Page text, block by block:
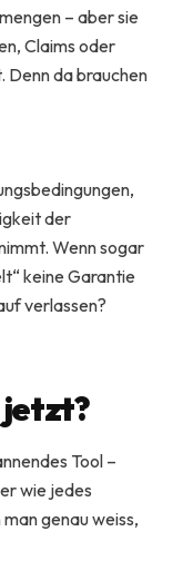
– aber sie
Claims oder
Denn da brauchen
der
Wenn sogar
keine Garantie
verlassen?
jetzt?
Tool –
wie jedes
genau weiss,